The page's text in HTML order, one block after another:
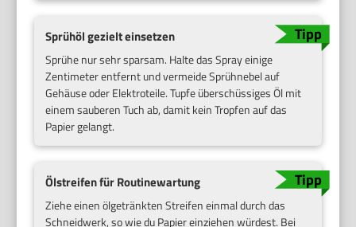
Sprühöl gezielt einsetzen
Sprühe nur sehr sparsam. Halte das Spray einige
Zentimeter entfernt und vermeide Sprühnebel auf
Gehäuse oder Elektroteile. Tupfe überschüssiges Öl mit
einem sauberen Tuch ab, damit kein Tropfen auf das
Papier gelangt.
Ölstreifen für Routinewartung
Ziehe einen ölgetränkten Streifen einmal durch das
Schneidwerk, so wie du Papier einziehen würdest. Bei